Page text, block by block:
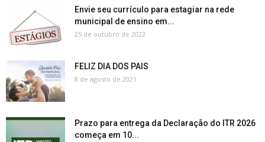
Envie seu currículo para estagiar na rede
municipal de ensino em...
25 de outubro de 2022
FELIZ DIA DOS PAIS
8 de agosto de 2021
Prazo para entrega da Declaração do ITR 2026
começa em 10...